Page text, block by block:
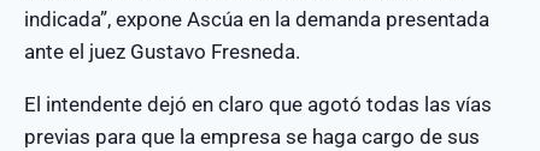
indicada”, expone Ascúa en la demanda presentada
ante el juez Gustavo Fresneda.
El intendente dejó en claro que agotó todas las vías
previas para que la empresa se haga cargo de sus